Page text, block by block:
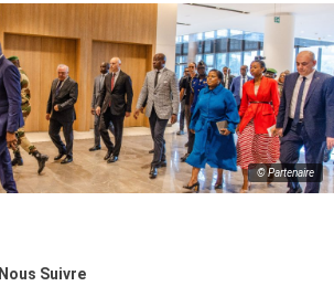
© Partenaire
Nous Suivre